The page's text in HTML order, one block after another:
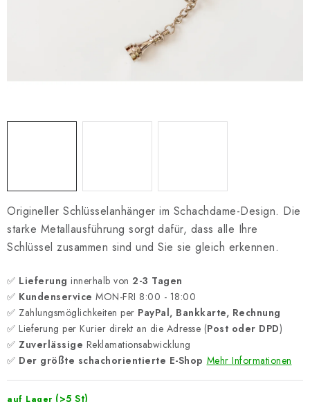
Geschäftsbedingungen
Origineller Schlüsselanhänger im Schachdame-Design. Die
starke Metallausführung sorgt dafür, dass alle Ihre
Schlüssel zusammen sind und Sie sie gleich erkennen.
✅ Lieferung innerhalb von 2-3 Tagen
✅ Kundenservice MON-FRI 8:00 - 18:00
✅ Zahlungsmöglichkeiten per PayPal, Bankkarte, Rechnung
✅ Lieferung per Kurier direkt an die Adresse (Post oder DPD)
✅ Zuverlässige Reklamationsabwicklung
✅ Der größte schachorientierte E-Shop Mehr Informationen
auf Lager (>5 St)